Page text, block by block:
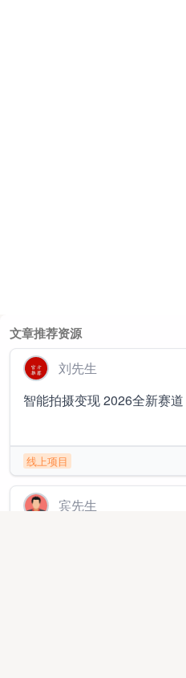
文章推荐资源
刘先生
线上项目
宾先生